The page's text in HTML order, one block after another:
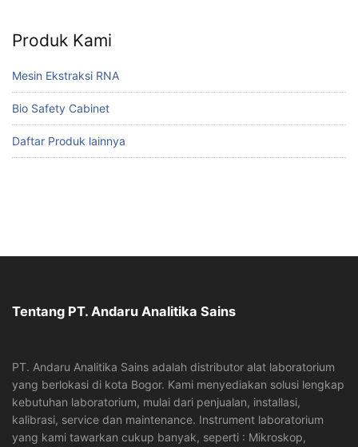
Produk Kami
Mesin Ekstraksi RNA
Bio Safety Cabinet
Daftar Produk lainnya
Tentang PT. Andaru Analitika Sains
PT. Andaru Analitika Sains adalah distributor alat laboratorium
yang berlokasi di kota Bogor. Kami menyediakan solusi lengkap
kebutuhan laboratorium, mulai dari penjualan, installasi,
kalibrasi, service dan maintenance. Instrument laboratorium
yang kami tawarkan cukup banyak, seperti : Mikroskop,